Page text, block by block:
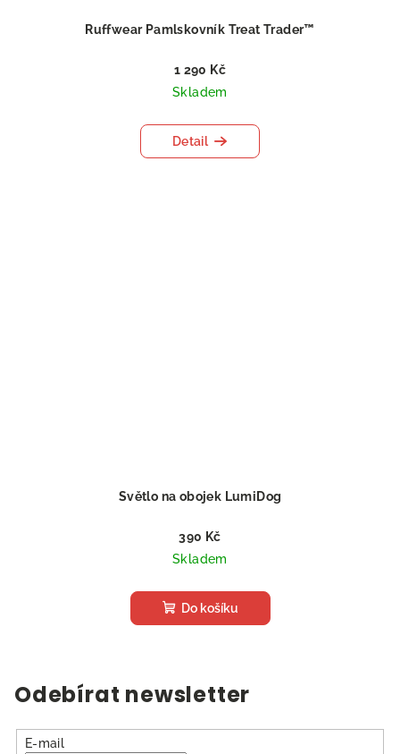
Ruffwear Pamlskovník Treat Trader™
1 290 Kč
Skladem
Detail
Světlo na obojek LumiDog
390 Kč
Skladem
Do košíku
Odebírat newsletter
E-mail